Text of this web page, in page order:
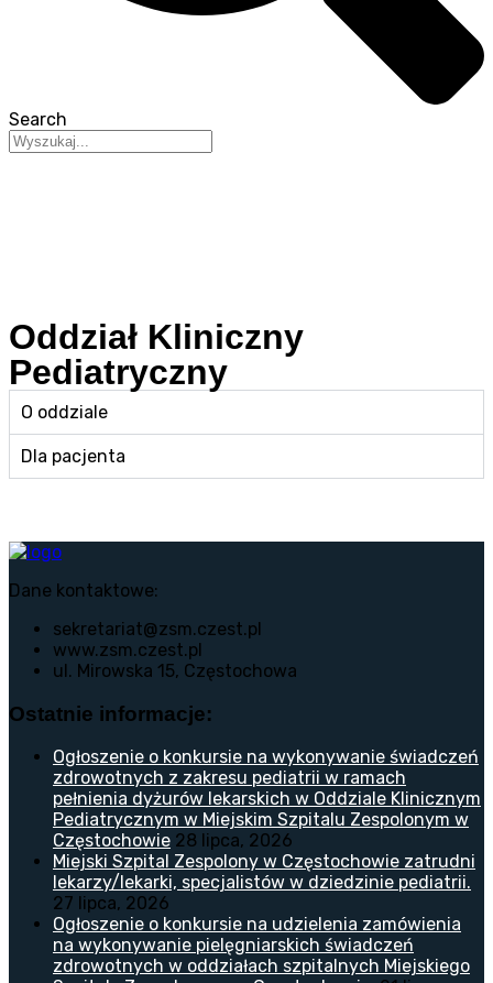
Search
Oddział Kliniczny
Pediatryczny
O oddziale
Dla pacjenta
Dane kontaktowe:
sekretariat@zsm.czest.pl
www.zsm.czest.pl
ul. Mirowska 15, Częstochowa
Ostatnie informacje:
Ogłoszenie o konkursie na wykonywanie świadczeń
zdrowotnych z zakresu pediatrii w ramach
pełnienia dyżurów lekarskich w Oddziale Klinicznym
Pediatrycznym w Miejskim Szpitalu Zespolonym w
Częstochowie 28 lipca, 2026
Miejski Szpital Zespolony w Częstochowie zatrudni
lekarzy/lekarki, specjalistów w dziedzinie pediatrii.
27 lipca, 2026
Ogłoszenie o konkursie na udzielenia zamówienia
na wykonywanie pielęgniarskich świadczeń
zdrowotnych w oddziałach szpitalnych Miejskiego